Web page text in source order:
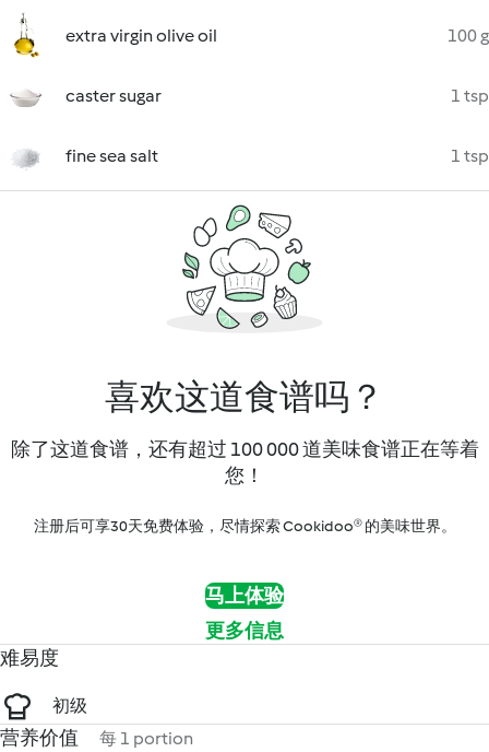
extra virgin olive oil 100 g
caster sugar 1 tsp
fine sea salt 1 tsp
喜欢这道食谱吗？
除了这道食谱，还有超过 100 000 道美味食谱正在等着
您！
注册后可享30天免费体验，尽情探索 Cookidoo® 的美味世界。
马上体验
更多信息
难易度
初级
营养价值 每 1 portion